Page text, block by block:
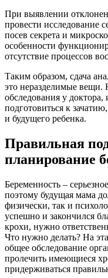
При выявлении
провести исследование
посев секрета и
особенности
отсутствие процессов
Таким образом, сдача
это неразделимые вещи.
обследования у
подготовиться к
и будущего ребенка.
Правильная
планирование
Беременность –
поэтому будущая мама
физически, так и
успешно и закончился
крохи, нужно
Что нужно делать? На
общее обследование
пролечить имеющиеся
придерживаться